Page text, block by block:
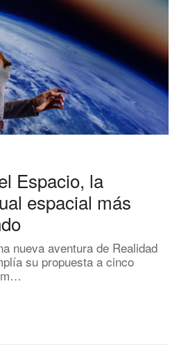
Espacio, la
espacial más
nueva aventura de Realidad
su propuesta a cinco